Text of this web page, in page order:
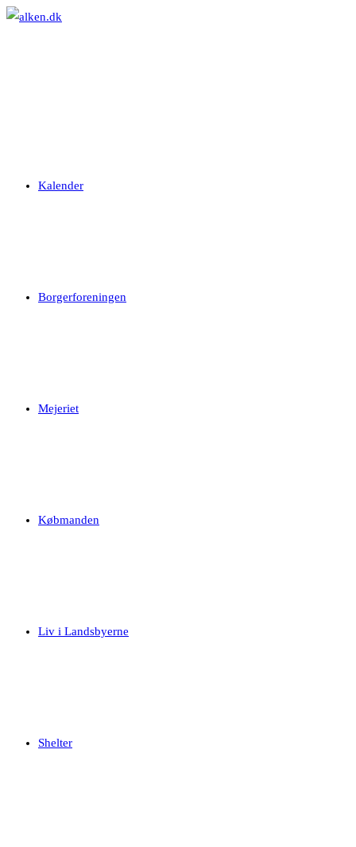
Skip
Kalender
Borgerforeningen
Mejeriet
Købmanden
Liv i Landsbyerne
Shelter